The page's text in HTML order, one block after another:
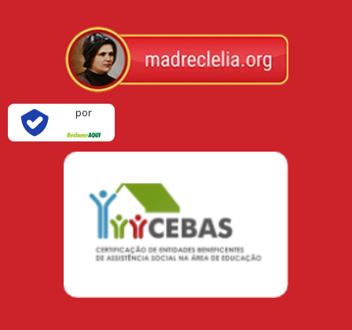
por